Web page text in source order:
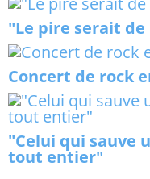
"Le pire serait
Concert de rock
"Celui qui sauve
tout entier"